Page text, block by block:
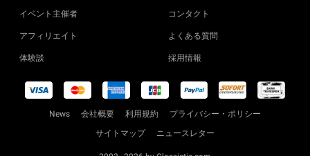
イベント主催者
アフィリエイト
体験談
コンタクト
よくある質問
採用情報
News 会社概要 利用規約
プライバシー・ポリシー
サイトマップ
ニュースレター